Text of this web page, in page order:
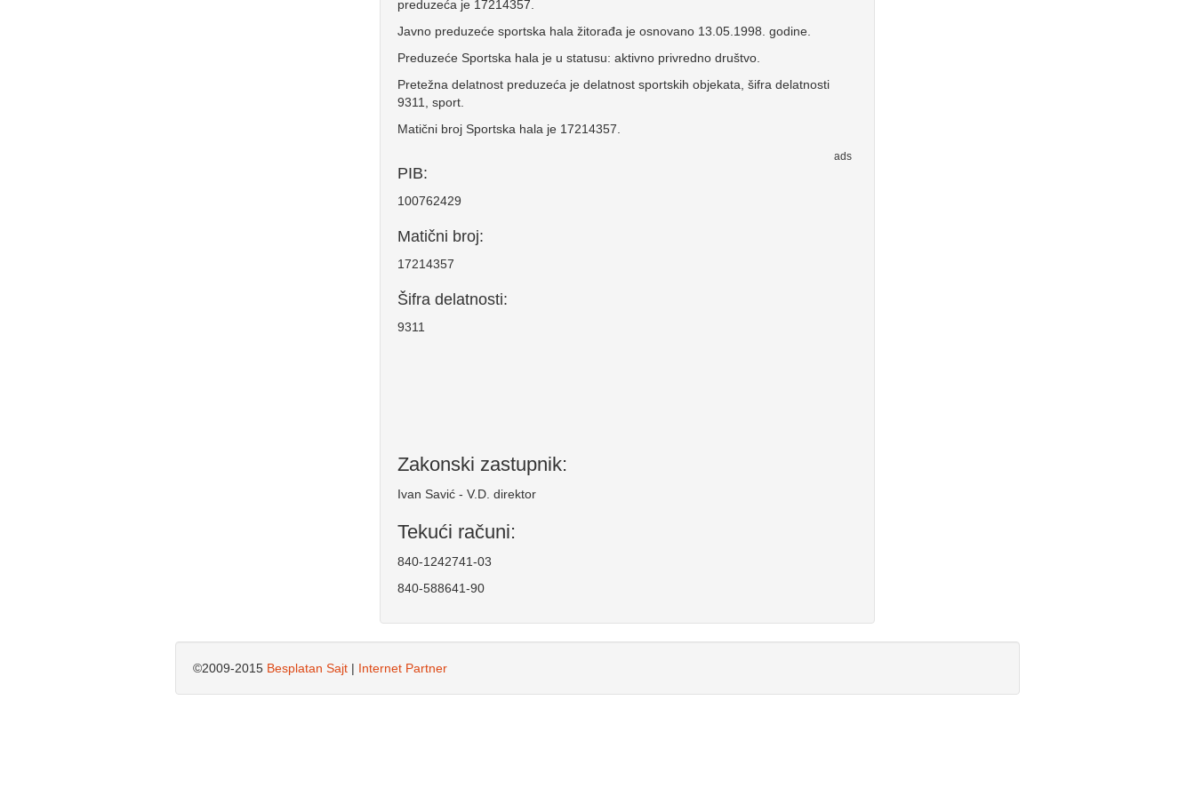
preduzeća je 17214357.
Javno preduzeće sportska hala žitorađa je osnovano 13.05.1998. godine.
Preduzeće Sportska hala je u statusu: aktivno privredno društvo.
Pretežna delatnost preduzeća je delatnost sportskih objekata, šifra delatnosti
9311, sport.
Matični broj Sportska hala je 17214357.
PIB:
100762429
Matični broj:
17214357
Šifra delatnosti:
9311
ads
Zakonski zastupnik:
Ivan Savić - V.D. direktor
Tekući računi:
840-1242741-03
840-588641-90
©2009-2015 Besplatan Sajt | Internet Partner